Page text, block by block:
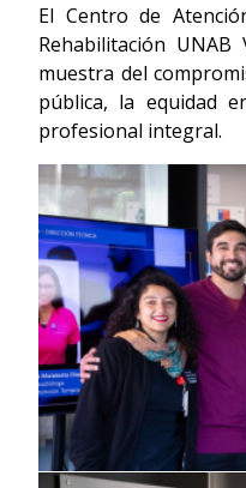
El Centro de
Rehabilitación
muestra del
pública, la equidad
profesional integral.